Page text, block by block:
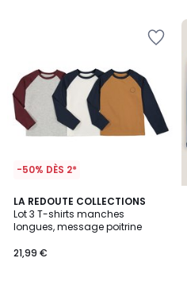
-50% DÈS 2*
LA REDOUTE COLLECTIONS
Lot 3 T-shirts manches
longues, message poitrine
21,99 €
4,8
/ 5